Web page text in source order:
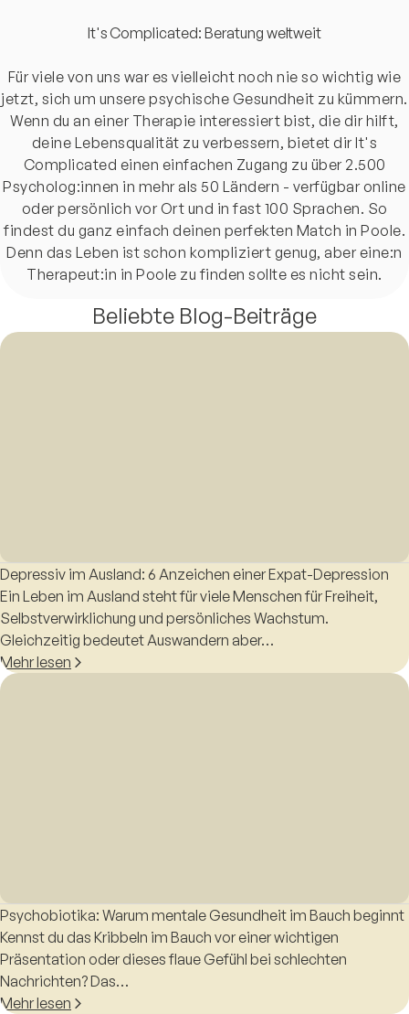
It's Complicated: Beratung weltweit
Für viele von uns war es vielleicht noch nie so wichtig wie
jetzt, sich um unsere psychische Gesundheit zu kümmern.
Wenn du an einer Therapie interessiert bist, die dir hilft,
deine Lebensqualität zu verbessern, bietet dir It's
Complicated einen einfachen Zugang zu über 2.500
Psycholog:innen in mehr als 50 Ländern - verfügbar online
oder persönlich vor Ort und in fast 100 Sprachen. So
findest du ganz einfach deinen perfekten Match in Poole.
Denn das Leben ist schon kompliziert genug, aber eine:n
Therapeut:in in Poole zu finden sollte es nicht sein.
Beliebte Blog-Beiträge
Depressiv im Ausland: 6 Anzeichen einer Expat-Depression
Ein Leben im Ausland steht für viele Menschen für Freiheit,
Selbstverwirklichung und persönliches Wachstum.
Gleichzeitig bedeutet Auswandern aber…
Mehr lesen
Psychobiotika: Warum mentale Gesundheit im Bauch beginnt
Kennst du das Kribbeln im Bauch vor einer wichtigen
Präsentation oder dieses flaue Gefühl bei schlechten
Nachrichten? Das…
Mehr lesen